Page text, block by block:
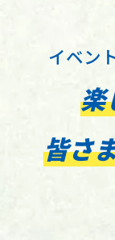
イベン
楽
皆さ